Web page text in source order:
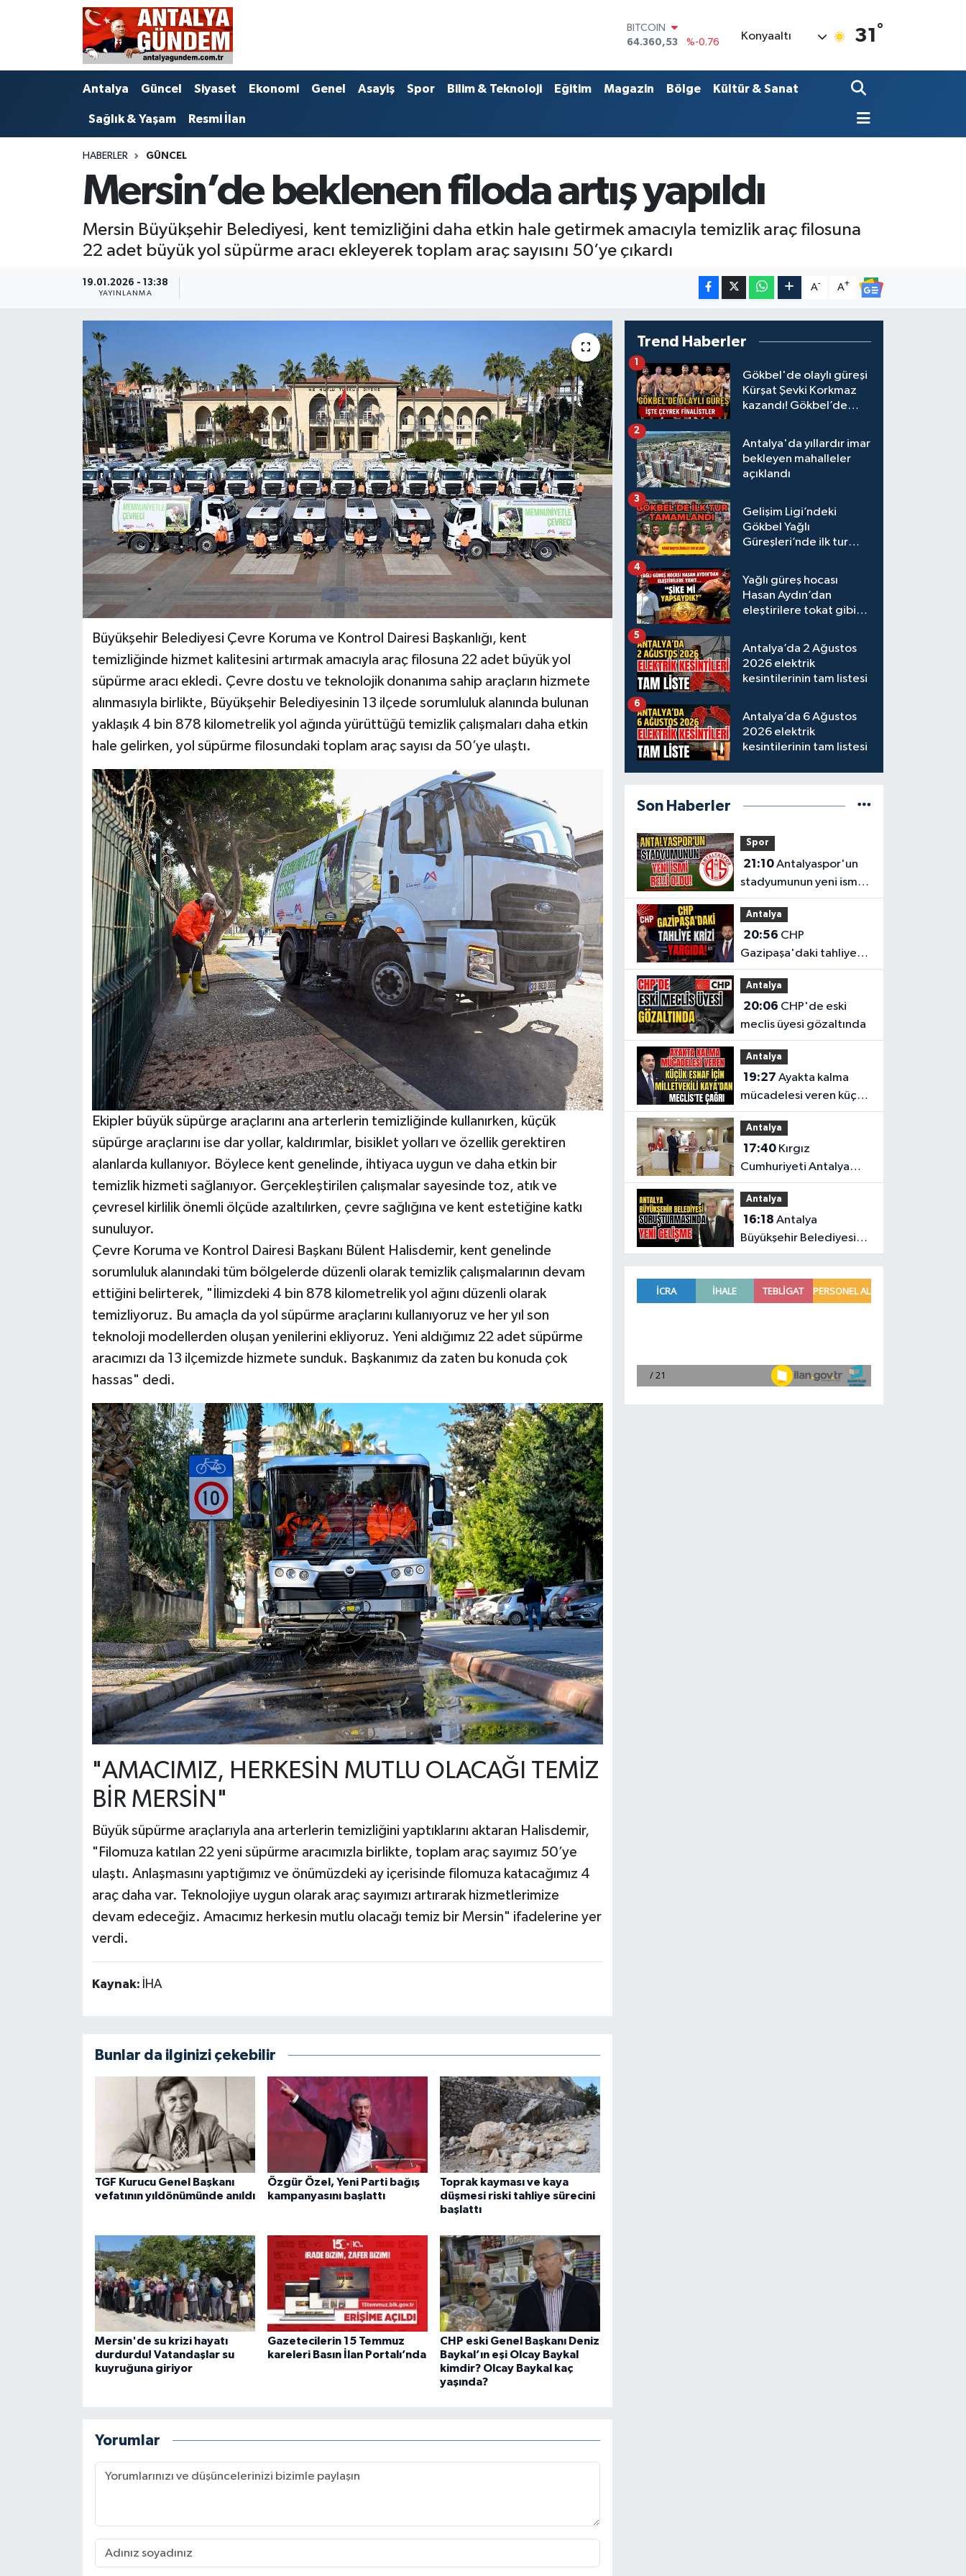
DOLAR
47,7143
%0.16
55,0317
%-0.02
STERLİN
64.360,53
%-0.76
Konyaaltı 31 °
Antalya Güncel Siyaset Ekonomi Genel Asayiş Spor Bilim & Teknoloji Eğitim Magazin Bölge Kültür & Sanat
Sağlık & Yaşam Resmi İlan
HABERLER GÜNCEL
Mersin’de beklenen filoda artış yapıldı
Mersin Büyükşehir Belediyesi, kent temizliğini daha etkin hale getirmek amacıyla temizlik araç filosuna
22 adet büyük yol süpürme aracı ekleyerek toplam araç sayısını 50’ye çıkardı
19.01.2026 - 13:38
YAYINLANMA
A- A+
Büyükşehir Belediyesi Çevre Koruma ve Kontrol Dairesi Başkanlığı, kent
temizliğinde hizmet kalitesini artırmak amacıyla araç filosuna 22 adet büyük yol
süpürme aracı ekledi. Çevre dostu ve teknolojik donanıma sahip araçların hizmete
alınmasıyla birlikte, Büyükşehir Belediyesinin 13 ilçede sorumluluk alanında bulunan
yaklaşık 4 bin 878 kilometrelik yol ağında yürüttüğü temizlik çalışmaları daha etkin
hale gelirken, yol süpürme filosundaki toplam araç sayısı da 50’ye ulaştı.
Ekipler büyük süpürge araçlarını ana arterlerin temizliğinde kullanırken, küçük
süpürge araçlarını ise dar yollar, kaldırımlar, bisiklet yolları ve özellik gerektiren
alanlarda kullanıyor. Böylece kent genelinde, ihtiyaca uygun ve daha etkin bir
temizlik hizmeti sağlanıyor. Gerçekleştirilen çalışmalar sayesinde toz, atık ve
çevresel kirlilik önemli ölçüde azaltılırken, çevre sağlığına ve kent estetiğine katkı
sunuluyor.
Çevre Koruma ve Kontrol Dairesi Başkanı Bülent Halisdemir, kent genelinde
sorumluluk alanındaki tüm bölgelerde düzenli olarak temizlik çalışmalarının devam
ettiğini belirterek, "İlimizdeki 4 bin 878 kilometrelik yol ağını düzenli olarak
temizliyoruz. Bu amaçla da yol süpürme araçlarını kullanıyoruz ve her yıl son
teknoloji modellerden oluşan yenilerini ekliyoruz. Yeni aldığımız 22 adet süpürme
aracımızı da 13 ilçemizde hizmete sunduk. Başkanımız da zaten bu konuda çok
hassas" dedi.
"AMACIMIZ, HERKESİN MUTLU OLACAĞI TEMİZ
BİR MERSİN"
Büyük süpürme araçlarıyla ana arterlerin temizliğini yaptıklarını aktaran Halisdemir,
"Filomuza katılan 22 yeni süpürme aracımızla birlikte, toplam araç sayımız 50’ye
ulaştı. Anlaşmasını yaptığımız ve önümüzdeki ay içerisinde filomuza katacağımız 4
araç daha var. Teknolojiye uygun olarak araç sayımızı artırarak hizmetlerimize
devam edeceğiz. Amacımız herkesin mutlu olacağı temiz bir Mersin" ifadelerine yer
verdi.
Kaynak: İHA
Bunlar da ilginizi çekebilir
TGF Kurucu Genel Başkanı
vefatının yıldönümünde anıldı
Özgür Özel, Yeni Parti bağış
kampanyasını başlattı
Toprak kayması ve kaya
düşmesi riski tahliye sürecini
başlattı
Mersin'de su krizi hayatı
durdurdu! Vatandaşlar su
kuyruğuna giriyor
Gazetecilerin 15 Temmuz
kareleri Basın İlan Portalı’nda
CHP eski Genel Başkanı Deniz
Baykal’ın eşi Olcay Baykal
kimdir? Olcay Baykal kaç
yaşında?
Yorumlar
Trend Haberler
Gökbel'de olaylı güreşi
Kürşat Şevki Korkmaz
kazandı! Gökbel’de
Gürbüz elendi!
1
Antalya'da yıllardır imar
bekleyen mahalleler
açıklandı
2
Gelişim Ligi’ndeki
Gökbel Yağlı
Güreşleri’nde ilk tur
3
Yağlı güreş hocası
Hasan Aydın’dan
eleştirilere tokat gibi
4
Antalya’da 2 Ağustos
2026 elektrik
kesintilerinin tam listesi
5
Antalya’da 6 Ağustos
2026 elektrik
kesintilerinin tam listesi
6
Son Haberler
Spor
21:10Antalyaspor'un
stadyumunun yeni ismi
belli oldu!
Antalya
20:56
Gazipaşa'daki tahliye
krizi yargıda!
Antalya
20:06
meclis üyesi gözaltında
Antalya
19:27
mücadelesi veren küçük
esnaf için Milletvekili
Kaya'dan Meclis'te
çağrı
Antalya
17:40Kırgız
Cumhuriyeti Antalya
Başkonsolosu’ndan
anlamlı ziyaret
Antalya
16:18
Büyükşehir Belediyesi
soruşturmasında yeni
Antalya
Bilim & Teknoloji
Ekonomi
Kültür & Sanat
Magazin
Resmi İlan
Sağlık & Yaşam
Siyaset
Antalya Nöbetçi Eczaneler
Antalya Hava Durumu
Antalya Namaz Vakitleri
Süper Lig Puan Durumu ve Fikstür
Tüm Manşetler